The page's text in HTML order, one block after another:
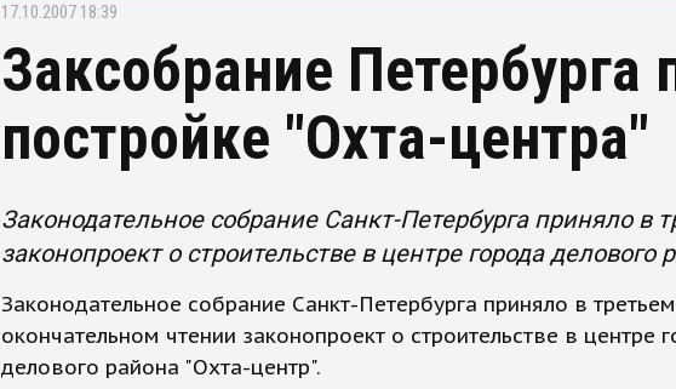
17.10.2007 18:39
Заксобрание Петербурга
постройке "Охта-центра"
Законодательное собрание Санкт-Петербурга приняло в
законопроект о строительстве в центре города делового
Законодательное собрание Санкт-Петербурга приняло в
окончательном чтении законопроект о строительстве в центре
делового района "Охта-центр".